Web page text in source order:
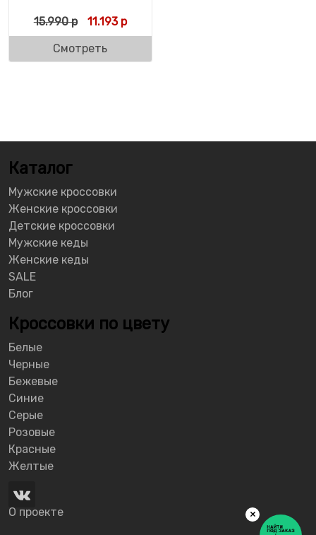
15.990р Первоначальная цена составляла 15.990
11.193рТекущая цена: 11.193 р.
Смотреть
Каталог
Мужские кроссовки
Женские кроссовки
Детские кроссовки
Мужские кеды
Женские кеды
SALE
Блог
Кроссовки по цвету
Белые
Черные
Бежевые
Синие
Серые
Розовые
Красные
Желтые
О проекте ×